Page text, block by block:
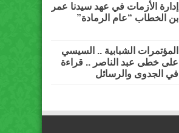
إدارة الأزمات في عهد سيدنا عمر
بن الخطاب “عام الرمادة”
المؤتمرات الشبابية .. السيسي
على خطى عبد الناصر .. قراءة
في الجدوى والرسائل